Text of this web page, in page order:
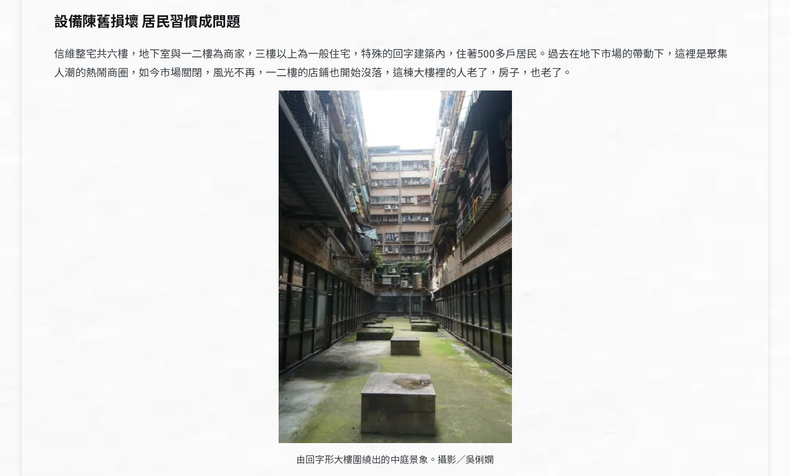
設備陳舊損壞 居民習慣成問題
信維整宅共六樓，地下室與一二樓為商家，三樓以上為一般住宅，特殊的回字建築內，住著500多戶居民。過去在地下市場的帶動下，這裡是聚集
人潮的熱鬧商圈，如今市場關閉，風光不再，一二樓的店鋪也開始沒落，這棟大樓裡的人老了，房子，也老了。
由回字形大樓圍繞出的中庭景象。攝影／吳俐嫻